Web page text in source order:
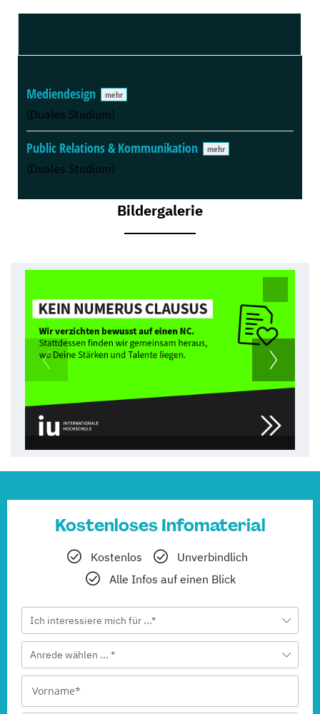
Mediendesign
(Duales Studium)
Public Relations & Kommunikation
(Duales Studium)
Bildergalerie
Kostenloses Infomaterial
Kostenlos
Unverbindlich
Alle Infos auf einen Blick
Ich interessiere mich für ...*
Anrede wählen ... *